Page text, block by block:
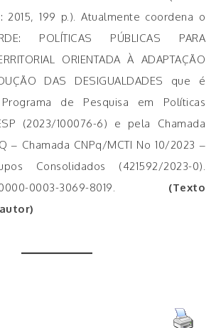
2015, 199 p.). Atualmente coordena o
POLÍTICAS PÚBLICAS PARA
ORIENTADA À ADAPTAÇÃO
DAS DESIGUALDADES que é
de Pesquisa em Políticas
(2023/100076-6) e pela Chamada
– Chamada CNPq/MCTI No 10/2023 –
Consolidados (421592/2023-0).
0003-3069-8019. (Texto